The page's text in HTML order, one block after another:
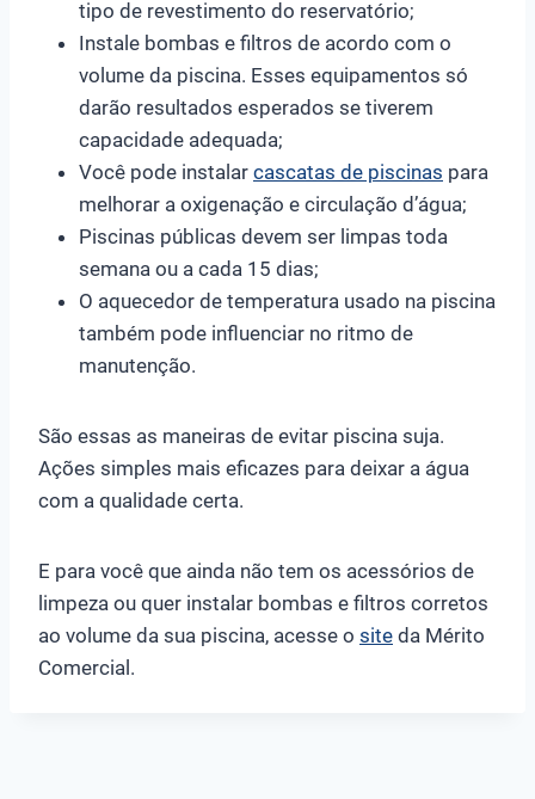
tipo de revestimento do reservatório;
Instale bombas e filtros de acordo com o
volume da piscina. Esses equipamentos só
darão resultados esperados se tiverem
capacidade adequada;
Você pode instalar cascatas de piscinas para
melhorar a oxigenação e circulação d’água;
Piscinas públicas devem ser limpas toda
semana ou a cada 15 dias;
O aquecedor de temperatura usado na piscina
também pode influenciar no ritmo de
manutenção.
São essas as maneiras de evitar piscina suja.
Ações simples mais eficazes para deixar a água
com a qualidade certa.
E para você que ainda não tem os acessórios de
limpeza ou quer instalar bombas e filtros corretos
ao volume da sua piscina, acesse o site da Mérito
Comercial.